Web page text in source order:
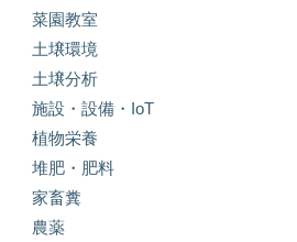
菜園教室
土壌環境
土壌分析
施設・設備・IoT
植物栄養
堆肥・肥料
家畜糞
農薬